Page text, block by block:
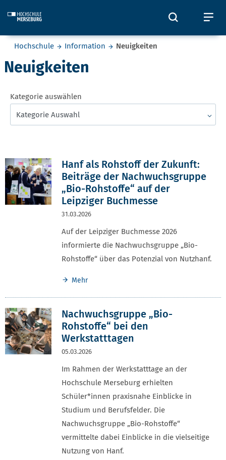
Öffnet
Sie befinden sich hier:
Hochschule Information Neuigkeiten
Neuigkeiten
Kategorie auswählen
Kategorie Auswahl
Hanf als Rohstoff der Zukunft:
Beiträge der Nachwuchsgruppe
„Bio-Rohstoffe“ auf der
Leipziger Buchmesse
31.03.2026
Auf der Leipziger Buchmesse 2026
informierte die Nachwuchsgruppe „Bio-
Rohstoffe“ über das Potenzial von Nutzhanf.
Mehr
Nachwuchsgruppe „Bio-
Rohstoffe“ bei den
Werkstatttagen
05.03.2026
Im Rahmen der Werkstatttage an der
Hochschule Merseburg erhielten
Schüler*innen praxisnahe Einblicke in
Studium und Berufsfelder. Die
Nachwuchsgruppe „Bio-Rohstoffe“
vermittelte dabei Einblicke in die vielseitige
Nutzung von Hanf.